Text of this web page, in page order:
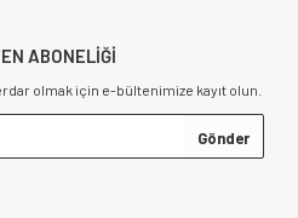
ABONELİĞİ
olmak için e-bültenimize kayıt olun.